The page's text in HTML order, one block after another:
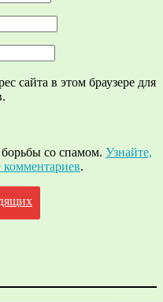
сайта в этом браузере для
со спамом. Узнайте,
.